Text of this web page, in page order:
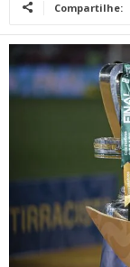
Compartilhe: